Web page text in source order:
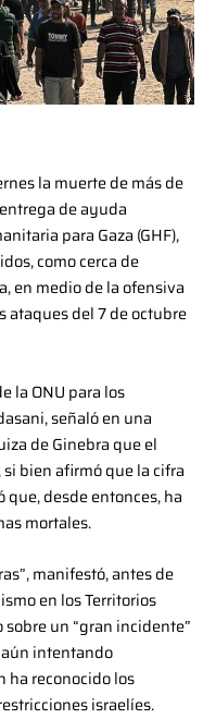
la muerte de más de
de ayuda
para Gaza (GHF),
como cerca de
en medio de la ofensiva
ataques del 7 de octubre
la ONU para los
señaló en una
de Ginebra que el
bien afirmó que la cifra
desde entonces, ha
mortales.
manifestó, antes de
en los Territorios
un “gran incidente”
intentando
ha reconocido los
israelíes.